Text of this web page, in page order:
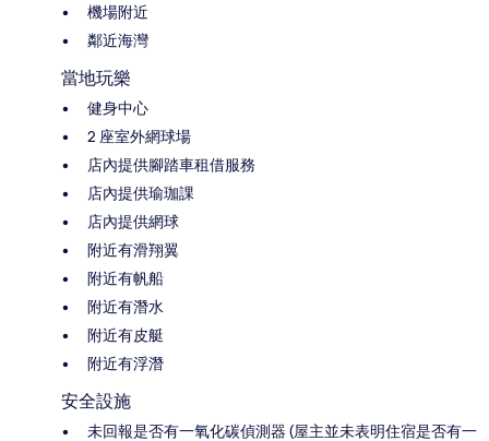
機場附近
鄰近海灣
當地玩樂
健身中心
2 座室外網球場
店內提供腳踏車租借服務
店內提供瑜珈課
店內提供網球
附近有滑翔翼
附近有帆船
附近有潛水
附近有皮艇
附近有浮潛
安全設施
未回報是否有一氧化碳偵測器 (屋主並未表明住宿是否有一